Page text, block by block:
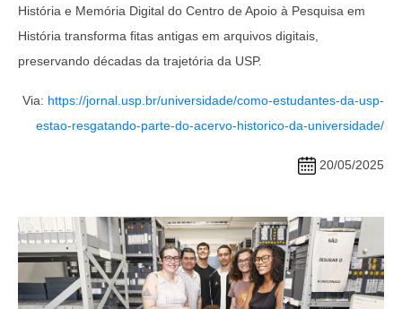
História e Memória Digital do Centro de Apoio à Pesquisa em
História transforma fitas antigas em arquivos digitais,
preservando décadas da trajetória da USP.
Via: https://jornal.usp.br/universidade/como-estudantes-da-usp-
estao-resgatando-parte-do-acervo-historico-da-universidade/
20/05/2025